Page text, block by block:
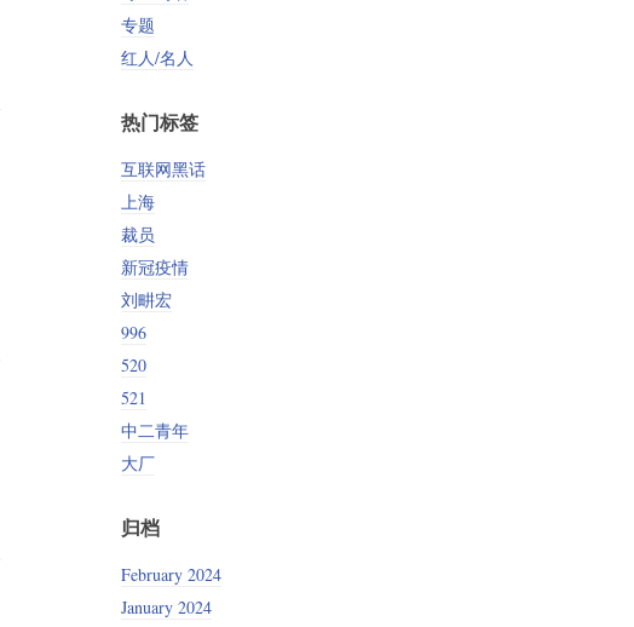
专题
红人/名人
热门标签
互联网黑话
上海
裁员
新冠疫情
刘畊宏
996
520
521
中二青年
大厂
归档
February 2024
January 2024